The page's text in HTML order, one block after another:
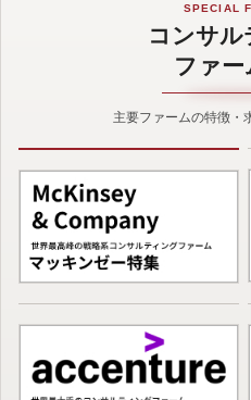
SPECIAL
コンサ
ファー
主要ファームの特徴・